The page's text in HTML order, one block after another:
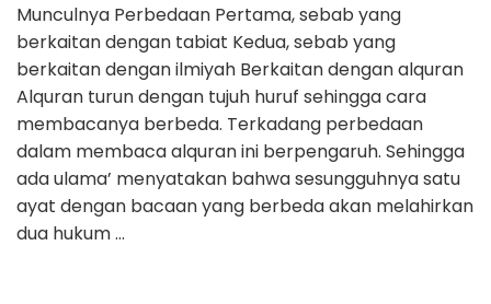
Munculnya Perbedaan Pertama, sebab yang
berkaitan dengan tabiat Kedua, sebab yang
berkaitan dengan ilmiyah Berkaitan dengan alquran
Alquran turun dengan tujuh huruf sehingga cara
membacanya berbeda. Terkadang perbedaan
dalam membaca alquran ini berpengaruh. Sehingga
ada ulama’ menyatakan bahwa sesungguhnya satu
ayat dengan bacaan yang berbeda akan melahirkan
dua hukum …